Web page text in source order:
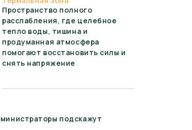
Пространство полного
расслабления, где целебное
тепло воды, тишина и
продуманная атмосфера
помогают восстановить силы и
снять напряжение
подскажут